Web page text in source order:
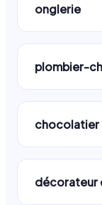
onglerie
plombier-
chocolatier
décorateur